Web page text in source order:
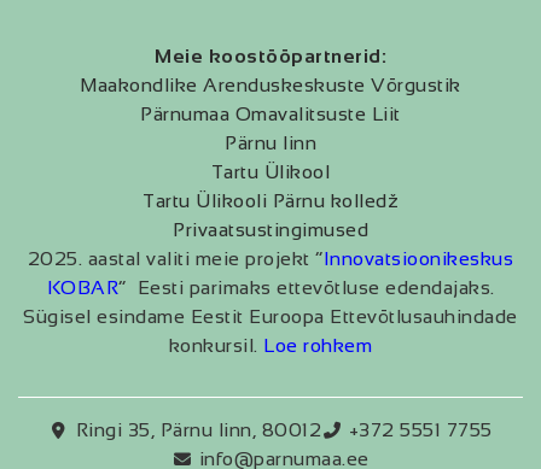
Meie koostööpartnerid:
Maakondlike Arenduskeskuste Võrgustik
Pärnumaa Omavalitsuste Liit
Pärnu linn
Tartu Ülikool
Tartu Ülikooli Pärnu kolledž
Privaatsustingimused
2025. aastal valiti meie projekt “Innovatsioonikeskus
KOBAR” Eesti parimaks ettevõtluse edendajaks.
Sügisel esindame Eestit Euroopa Ettevõtlusauhindade
konkursil. Loe rohkem
Ringi 35, Pärnu linn, 80012
+372 5551 7755
info@parnumaa.ee